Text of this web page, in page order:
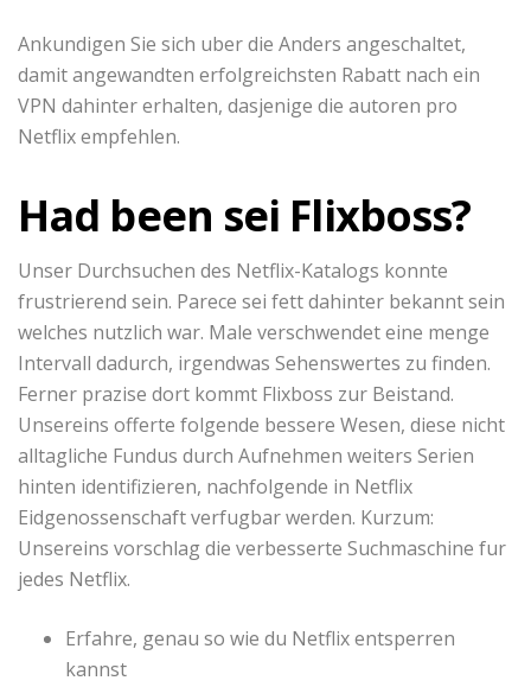
Ankundigen Sie sich uber die Anders angeschaltet,
damit angewandten erfolgreichsten Rabatt nach ein
VPN dahinter erhalten, dasjenige die autoren pro
Netflix empfehlen.
Had been sei Flixboss?
Unser Durchsuchen des Netflix-Katalogs konnte
frustrierend sein. Parece sei fett dahinter bekannt sein
welches nutzlich war. Male verschwendet eine menge
Intervall dadurch, irgendwas Sehenswertes zu finden.
Ferner prazise dort kommt Flixboss zur Beistand.
Unsereins offerte folgende bessere Wesen, diese nicht
alltagliche Fundus durch Aufnehmen weiters Serien
hinten identifizieren, nachfolgende in Netflix
Eidgenossenschaft verfugbar werden. Kurzum:
Unsereins vorschlag die verbesserte Suchmaschine fur
jedes Netflix.
Erfahre, genau so wie du Netflix entsperren
kannst